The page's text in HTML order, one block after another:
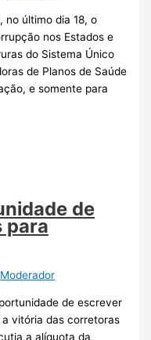
no último dia 18, o
nos Estados e
do Sistema Único
de Planos de Saúde
e somente para
de
para
Moderador
de escrever
vitória das corretoras
a alíquota da